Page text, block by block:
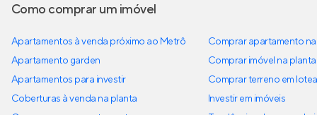
Como comprar um imóvel
Apartamentos à venda próximo ao Metrô
Apartamento garden
Apartamentos para investir
Coberturas à venda na planta
Comprar apartamento
Comprar imóvel na planta
Comprar terreno em
Investir em imóveis